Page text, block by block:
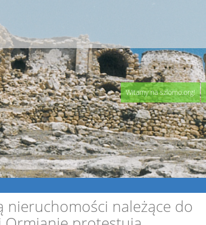
Witamy na szlomo.org!
nieruchomości należące do